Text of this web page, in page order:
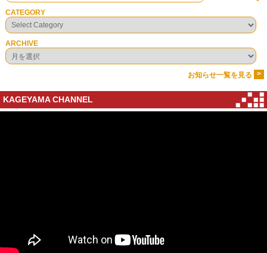
CATEGORY
ARCHIVE
お知らせ一覧を見る >
KAGEYAMA CHANNEL